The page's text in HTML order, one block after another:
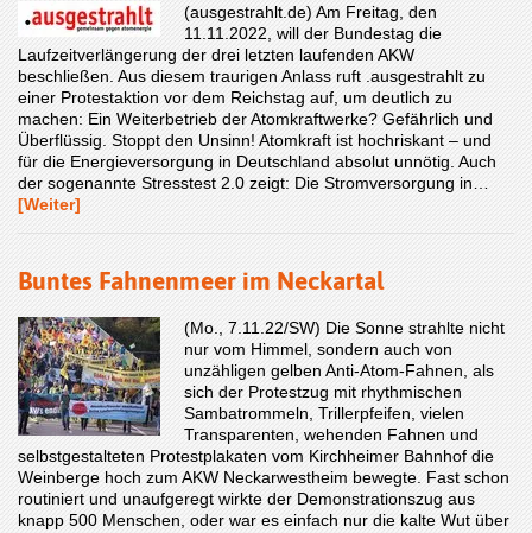
(ausgestrahlt.de) Am Freitag, den
11.11.2022, will der Bundestag die
Laufzeitverlängerung der drei letzten laufenden AKW
beschließen. Aus diesem traurigen Anlass ruft .ausgestrahlt zu
einer Protestaktion vor dem Reichstag auf, um deutlich zu
machen: Ein Weiterbetrieb der Atomkraftwerke? Gefährlich und
Überflüssig. Stoppt den Unsinn! Atomkraft ist hochriskant – und
für die Energieversorgung in Deutschland absolut unnötig. Auch
der sogenannte Stresstest 2.0 zeigt: Die Stromversorgung in…
[Weiter]
Buntes Fahnenmeer im Neckartal
(Mo., 7.11.22/SW) Die Sonne strahlte nicht
nur vom Himmel, sondern auch von
unzähligen gelben Anti-Atom-Fahnen, als
sich der Protestzug mit rhythmischen
Sambatrommeln, Trillerpfeifen, vielen
Transparenten, wehenden Fahnen und
selbstgestalteten Protestplakaten vom Kirchheimer Bahnhof die
Weinberge hoch zum AKW Neckarwestheim bewegte. Fast schon
routiniert und unaufgeregt wirkte der Demonstrationszug aus
knapp 500 Menschen, oder war es einfach nur die kalte Wut über